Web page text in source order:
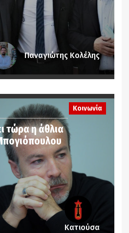
Παναγιώτης Κολέλης
Κοινωνία
τώρα η άθλια
Κατιούσα